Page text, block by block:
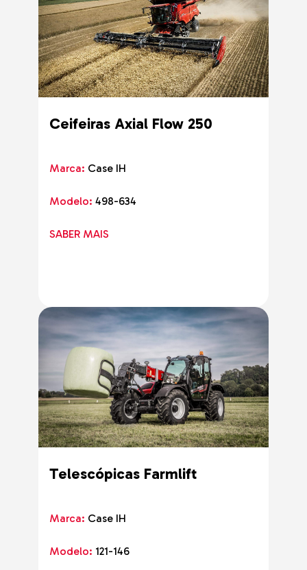
Ceifeiras Axial Flow 250
Marca: Case IH
Modelo: 498-634
SABER MAIS
Telescópicas Farmlift
Marca: Case IH
Modelo: 121-146